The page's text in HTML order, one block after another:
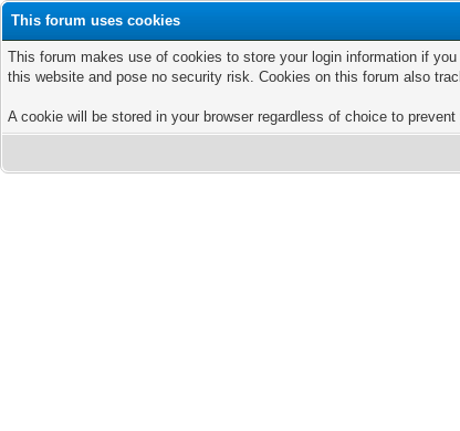
This forum uses cookies
This forum makes use of cookies to store your login information if
this website and pose no security risk. Cookies on this forum also
A cookie will be stored in your browser regardless of choice to